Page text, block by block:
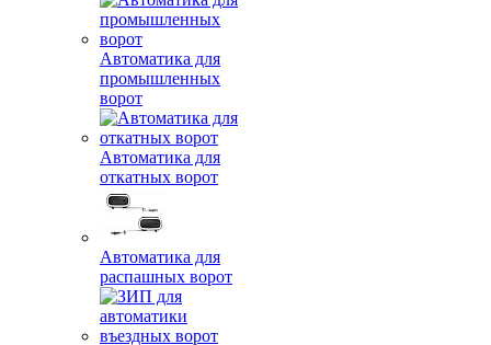
Автоматика для
промышленных
ворот
Автоматика для
откатных ворот
Автоматика для
распашных ворот